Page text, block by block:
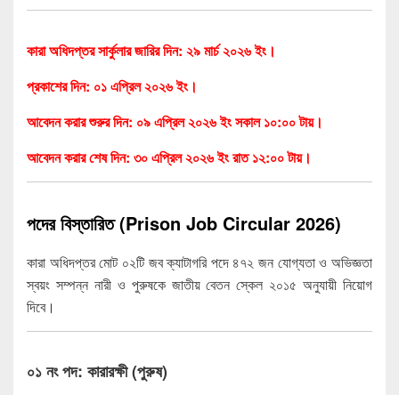
কারা অধিদপ্তর সার্কুলার জারির দিন: ২৯ মার্চ ২০২৬ ইং।
প্রকাশের দিন: ০১ এপ্রিল ২০২৬ ইং।
আবেদন করার শুরুর দিন: ০৯ এপ্রিল ২০২৬ ইং সকাল ১০:০০ টায়।
আবেদন করার শেষ দিন: ৩০ এপ্রিল ২০২৬ ইং রাত ১২:০০ টায়।
পদের বিস্তারিত (Prison Job Circular 2026)
কারা অধিদপ্তর মোট ০২টি জব ক্যাটাগরি পদে ৪৭২ জন যোগ্যতা ও অভিজ্ঞতা
স্বয়ং সম্পন্ন নারী ও পুরুষকে জাতীয় বেতন স্কেল ২০১৫ অনুযায়ী নিয়োগ
দিবে।
০১ নং পদ: কারারক্ষী (পুরুষ)